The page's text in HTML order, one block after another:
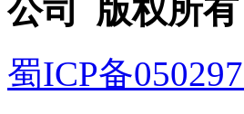
公司 版权所
蜀ICP备